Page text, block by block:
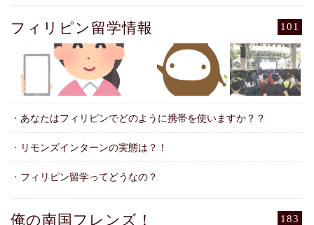
101
フィリピン留学情報
・ あなたはフィリピンでどのように携帯を使いますか？？
・ リモンズインターンの実態は？！
・ フィリピン留学ってどうなの？
183
俺の南国フレンズ！